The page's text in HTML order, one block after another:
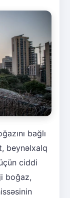
bağlı
beynəlxalq
ciddi
boğaz,